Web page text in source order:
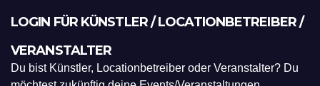
LOGIN FÜR KÜNSTLER / LOCATIONBETREIBER /
VERANSTALTER
Du bist Künstler, Locationbetreiber oder Veranstalter? Du